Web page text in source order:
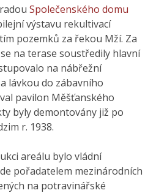
Společenského domu
výstavu rekultivací
pozemků za řekou Mží. Za
na terase soustředily hlavní
na nábřežní
lávkou do zábavního
pavilon Měšťanského
byly demontovány již po
r. 1938.
areálu bylo vládní
pořadatelem mezinárodních
na potravinářské